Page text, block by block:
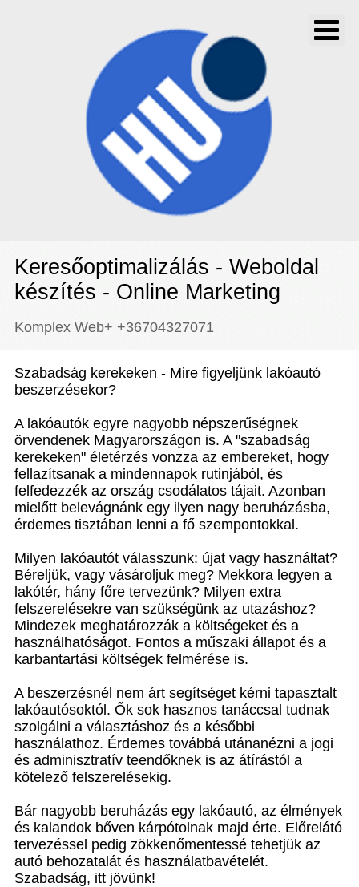
Keresőoptimalizálás - Weboldal
készítés - Online Marketing
Komplex Web+ +36704327071
Szabadság kerekeken - Mire figyeljünk lakóautó
beszerzésekor?
A lakóautók egyre nagyobb népszerűségnek
örvendenek Magyarországon is. A "szabadság
kerekeken" életérzés vonzza az embereket, hogy
fellazítsanak a mindennapok rutinjából, és
felfedezzék az ország csodálatos tájait. Azonban
mielőtt belevágnánk egy ilyen nagy beruházásba,
érdemes tisztában lenni a fő szempontokkal.
Milyen lakóautót válasszunk: újat vagy használtat?
Béreljük, vagy vásároljuk meg? Mekkora legyen a
lakótér, hány főre tervezünk? Milyen extra
felszerelésekre van szükségünk az utazáshoz?
Mindezek meghatározzák a költségeket és a
használhatóságot. Fontos a műszaki állapot és a
karbantartási költségek felmérése is.
A beszerzésnél nem árt segítséget kérni tapasztalt
lakóautósoktól. Ők sok hasznos tanáccsal tudnak
szolgálni a választáshoz és a későbbi
használathoz. Érdemes továbbá utánanézni a jogi
és adminisztratív teendőknek is az átírástól a
kötelező felszerelésekig.
Bár nagyobb beruházás egy lakóautó, az élmények
és kalandok bőven kárpótolnak majd érte. Előrelátó
tervezéssel pedig zökkenőmentessé tehetjük az
autó behozatalát és használatbavételét.
Szabadság, itt jövünk!